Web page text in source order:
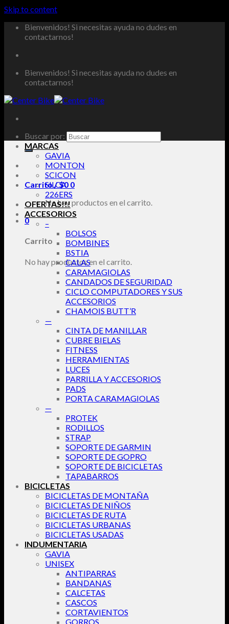
Skip to content
Bienvenidos! Si necesitas ayuda no dudes en
contactarnos!
Bienvenidos! Si necesitas ayuda no dudes en
contactarnos!
Buscar por:
Carrito /$0 0
No hay productos en el carrito.
0
Carrito
No hay productos en el carrito.
MARCAS
GAVIA
MONTON
SCICON
SILCA
226ERS
OFERTAS!!!
ACCESORIOS
–
BOLSOS
BOMBINES
BSTIA
CALAS
CARAMAGIOLAS
CANDADOS DE SEGURIDAD
CICLO COMPUTADORES Y SUS
ACCESORIOS
CHAMOIS BUTT’R
—
CINTA DE MANILLAR
CUBRE BIELAS
FITNESS
HERRAMIENTAS
LUCES
PARRILLA Y ACCESORIOS
PADS
PORTA CARAMAGIOLAS
—
PROTEK
RODILLOS
STRAP
SOPORTE DE GARMIN
SOPORTE DE GOPRO
SOPORTE DE BICICLETAS
TAPABARROS
BICICLETAS
BICICLETAS DE MONTAÑA
BICICLETAS DE NIÑOS
BICICLETAS DE RUTA
BICICLETAS URBANAS
BICICLETAS USADAS
INDUMENTARIA
GAVIA
UNISEX
ANTIPARRAS
BANDANAS
CALCETAS
CASCOS
CORTAVIENTOS
GORROS